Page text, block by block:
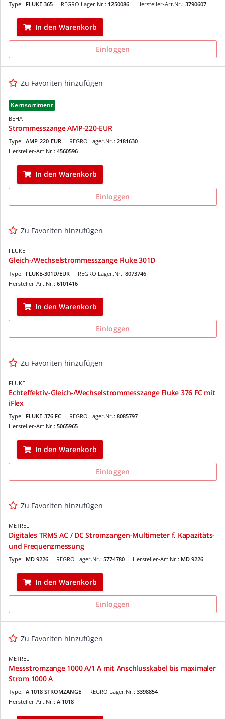
REGRO Lager.Nr.: 1250086
Type: FLUKE 365 Hersteller-Art.Nr.: 3790607
In den Warenkorb
Einloggen
Zu Favoriten hinzufügen
Kernsortiment
BEHA
Strommesszange AMP-220-EUR
REGRO Lager.Nr.: 2181630
Type: AMP-220-EUR
Hersteller-Art.Nr.: 4560596
In den Warenkorb
Einloggen
Zu Favoriten hinzufügen
FLUKE
Gleich-/Wechselstrommesszange Fluke 301D
REGRO Lager.Nr.: 8073746
Type: FLUKE-301D/EUR
Hersteller-Art.Nr.: 6101416
In den Warenkorb
Einloggen
Zu Favoriten hinzufügen
FLUKE
Echteffektiv-Gleich-/Wechselstrommesszange Fluke 376 FC mit
iFlex
REGRO Lager.Nr.: 8085797
Type: FLUKE-376 FC
Hersteller-Art.Nr.: 5065965
In den Warenkorb
Einloggen
Zu Favoriten hinzufügen
METREL
Digitales TRMS AC / DC Stromzangen-Multimeter f. Kapazitäts-
und Frequenzmessung
REGRO Lager.Nr.: 5774780
Type: MD 9226 Hersteller-Art.Nr.: MD 9226
In den Warenkorb
Einloggen
Zu Favoriten hinzufügen
METREL
Messstromzange 1000 A/1 A mit Anschlusskabel bis maximaler
Strom 1000 A
REGRO Lager.Nr.: 3398854
Type: A 1018 STROMZANGE
Hersteller-Art.Nr.: A 1018